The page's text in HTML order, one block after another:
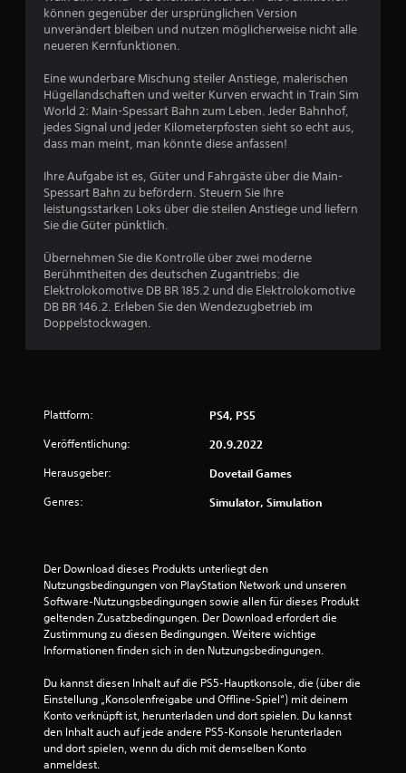
B
e
e
r
u
g
S
e
r
können gegenüber der ursprünglichen Version
unverändert bleiben und nutzen möglicherweise nicht alle
neueren Kernfunktionen.
Eine wunderbare Mischung steiler Anstiege, malerischen
Hügellandschaften und weiter Kurven erwacht in Train Sim
World 2: Main-Spessart Bahn zum Leben. Jeder Bahnhof,
jedes Signal und jeder Kilometerpfosten sieht so echt aus,
dass man meint, man könnte diese anfassen!
Ihre Aufgabe ist es, Güter und Fahrgäste über die Main-
Spessart Bahn zu befördern. Steuern Sie Ihre
leistungsstarken Loks über die steilen Anstiege und liefern
Sie die Güter pünktlich.
Übernehmen Sie die Kontrolle über zwei moderne
Berühmtheiten des deutschen Zugantriebs: die
Elektrolokomotive DB BR 185.2 und die Elektrolokomotive
DB BR 146.2. Erleben Sie den Wendezugbetrieb im
Doppelstockwagen.
Plattform: PS4, PS5
Veröffentlichung: 20.9.2022
Herausgeber: Dovetail Games
Genres: Simulator, Simulation
Der Download dieses Produkts unterliegt den
Nutzungsbedingungen von PlayStation Network und unseren
Software-Nutzungsbedingungen sowie allen für dieses Produkt
geltenden Zusatzbedingungen. Der Download erfordert die
Zustimmung zu diesen Bedingungen. Weitere wichtige
Informationen finden sich in den Nutzungsbedingungen.
Du kannst diesen Inhalt auf die PS5-Hauptkonsole, die (über die
Einstellung „Konsolenfreigabe und Offline-Spiel“) mit deinem
Konto verknüpft ist, herunterladen und dort spielen. Du kannst
den Inhalt auch auf jede andere PS5-Konsole herunterladen
und dort spielen, wenn du dich mit demselben Konto
anmeldest.